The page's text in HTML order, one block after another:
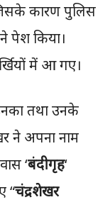
कारण पुलिस
पेश किया।
में आ गए।
तथा उनके
ने अपना नाम
‘बंदीगृह‘
“चंद्रशेखर